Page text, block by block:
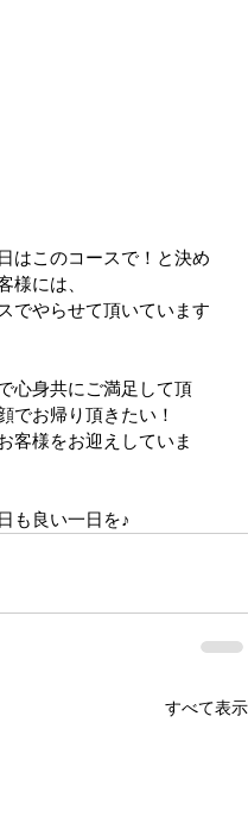
はこのコースで！と決め
様には、
でやらせて頂いています
心身共にご満足して頂
でお帰り頂きたい！
客様をお迎えしていま
も良い一日を♪
すべて表示